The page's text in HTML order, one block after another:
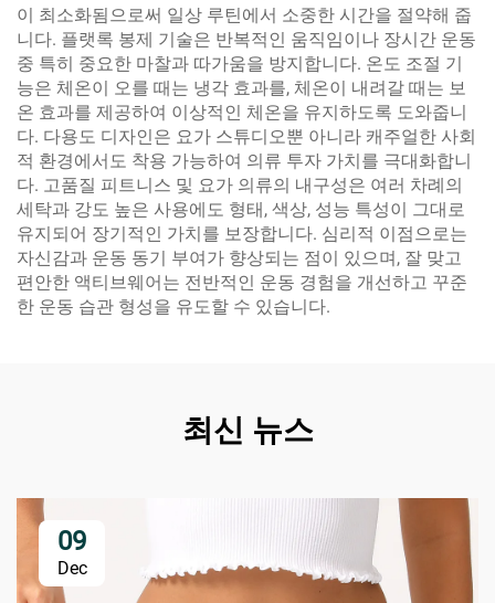
이 최소화됨으로써 일상 루틴에서 소중한 시간을 절약해 줍
니다. 플랫록 봉제 기술은 반복적인 움직임이나 장시간 운동
중 특히 중요한 마찰과 따가움을 방지합니다. 온도 조절 기
능은 체온이 오를 때는 냉각 효과를, 체온이 내려갈 때는 보
온 효과를 제공하여 이상적인 체온을 유지하도록 도와줍니
다. 다용도 디자인은 요가 스튜디오뿐 아니라 캐주얼한 사회
적 환경에서도 착용 가능하여 의류 투자 가치를 극대화합니
다. 고품질 피트니스 및 요가 의류의 내구성은 여러 차례의
세탁과 강도 높은 사용에도 형태, 색상, 성능 특성이 그대로
유지되어 장기적인 가치를 보장합니다. 심리적 이점으로는
자신감과 운동 동기 부여가 향상되는 점이 있으며, 잘 맞고
편안한 액티브웨어는 전반적인 운동 경험을 개선하고 꾸준
한 운동 습관 형성을 유도할 수 있습니다.
최신 뉴스
09
Dec